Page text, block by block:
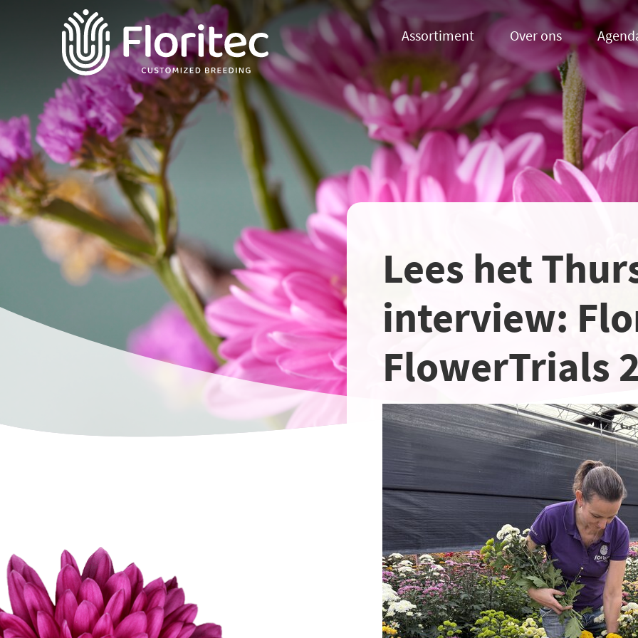
Assortiment Over ons
Lees het
interview:
FlowerTrials